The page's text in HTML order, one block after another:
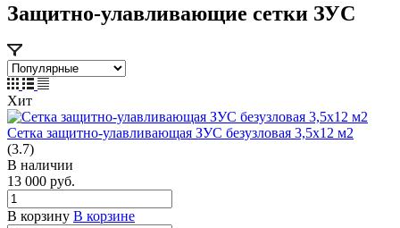
Защитно-улавливающие сетки ЗУС
Хит
Сетка защитно-улавливающая ЗУС безузловая 3,5х12 м2
(3.7)
В наличии
13 000 руб.
В корзину В корзине